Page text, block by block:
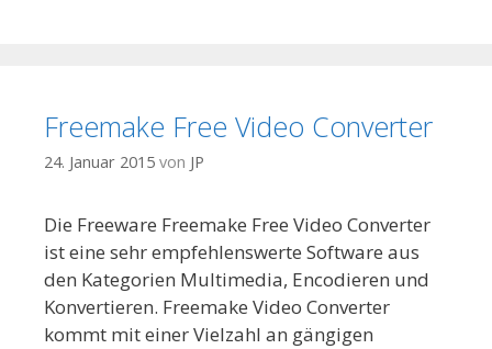
Freemake Free Video Converter
24. Januar 2015 von JP
Die Freeware Freemake Free Video Converter
ist eine sehr empfehlenswerte Software aus
den Kategorien Multimedia, Encodieren und
Konvertieren. Freemake Video Converter
kommt mit einer Vielzahl an gängigen